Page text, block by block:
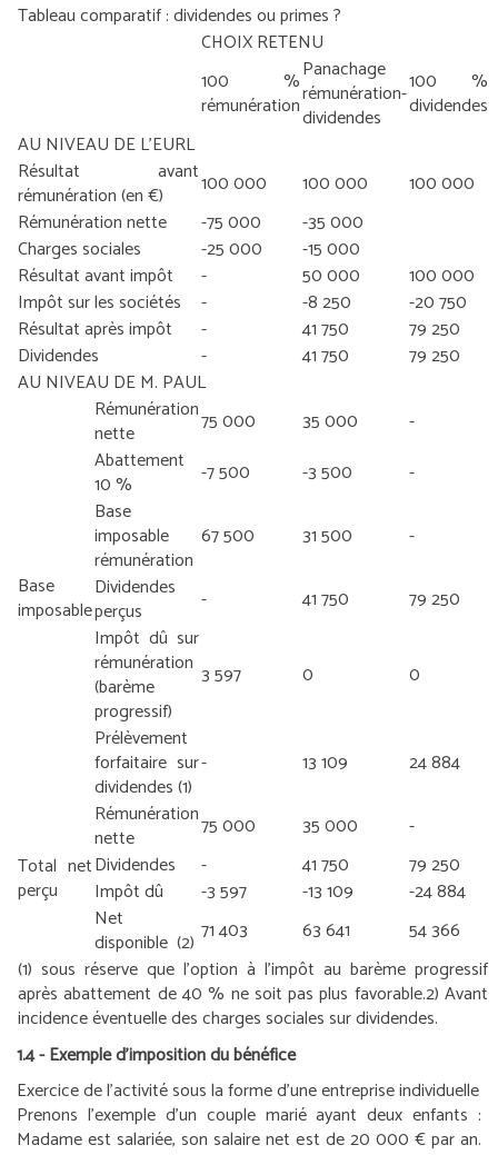
Tableau comparatif : dividendes ou primes ?
CHOIX RETENU
100 %
rémunération
Panachage
rémunération-
dividendes
100 %
dividendes
AU NIVEAU DE L’EURL
Résultat avant
rémunération (en €)
100 000 100 000
100 000
Rémunération nette
-75 000
-35 000
Charges sociales
-25 000
-15 000
Résultat avant impôt
- 50 000
100 000
Impôt sur les sociétés
- -8 250
-20 750
Résultat après impôt
- 41 750
79 250
Dividendes
- 41 750
79 250
AU NIVEAU DE M. PAUL
Base
imposable
Rémunération
nette
75 000 35 000
-
Abattement
10 %
-7 500 -3 500
-
Base
imposable
rémunération
67 500 31 500
-
Dividendes
perçus
- 41 750
79 250
Impôt dû sur
rémunération
(barème
progressif)
3 597 0 0
Prélèvement
forfaitaire sur
dividendes(1)
- 13 109 24 884
Total net
perçu
Rémunération
nette
75 000 35 000
-
Dividendes
- 41 750
79 250
Impôt dû
-3 597 -13 109
-24 884
Net
disponible (2) 71 403 63 641
54 366
(1) sous réserve que l’option à l’impôt au barème progressif
après abattement de 40 % ne soit pas plus favorable.2) Avant
incidence éventuelle des charges sociales sur dividendes.
1.4 - Exemple d’imposition du bénéfice
Exercice de l’activité sous la forme d’une entreprise individuelle
Prenons l’exemple d’un couple marié ayant deux enfants :
Madame est salariée, son salaire net est de 20 000 € par an.